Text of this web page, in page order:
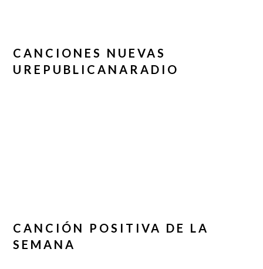
CANCIONES NUEVAS
UREPUBLICANARADIO
CANCIÓN POSITIVA DE LA
SEMANA